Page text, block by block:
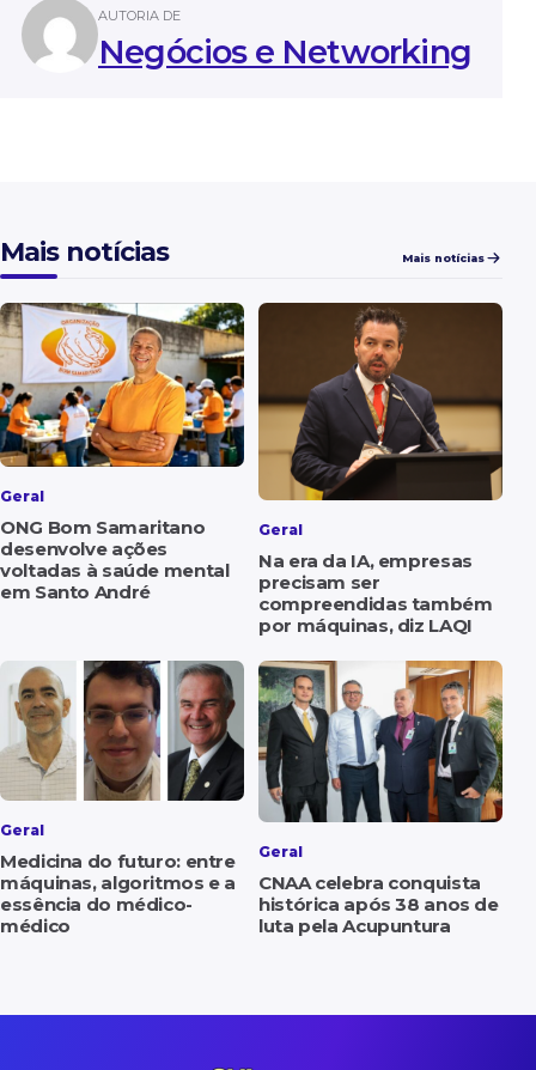
AUTORIA DE
Negócios e Networking
Mais notícias Mais notícias
Geral
ONG Bom Samaritano
desenvolve ações
voltadas à saúde mental
em Santo André
Geral
Na era da IA, empresas
precisam ser
compreendidas também
por máquinas, diz LAQI
Geral
Medicina do futuro: entre
máquinas, algoritmos e a
essência do médico-
médico
Geral
CNAA celebra conquista
histórica após 38 anos de
luta pela Acupuntura